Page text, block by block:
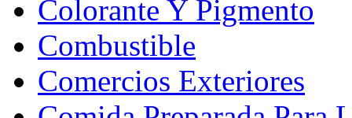
Colorante Y Pigmento
Combustible
Comercios Exteriores